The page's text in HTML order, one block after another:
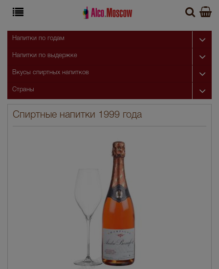
Спиртные напитки 1999 года
Напитки по годам
Напитки по выдержке
Вкусы спиртных напитков
Страны